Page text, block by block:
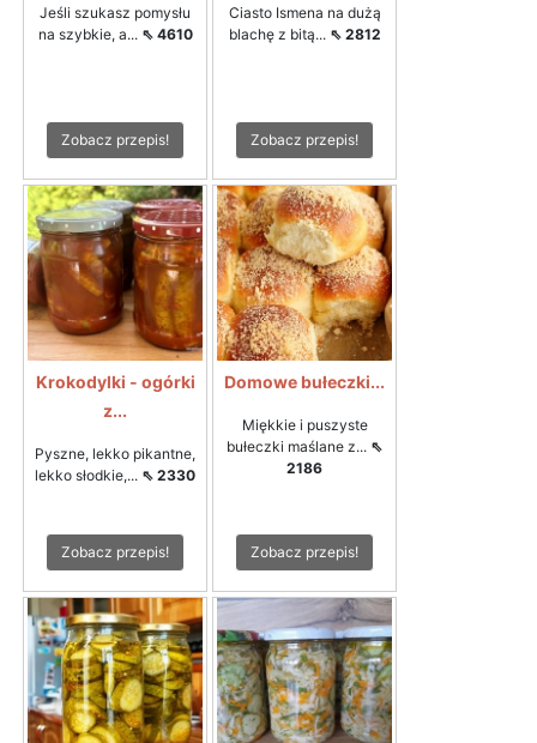
Jeśli szukasz pomysłu
na szybkie, a... ⇖ 4610
Zobacz przepis!
Ciasto Ismena na dużą
blachę z bitą... ⇖ 2812
Zobacz przepis!
Krokodylki - ogórki
z...
Pyszne, lekko pikantne,
lekko słodkie,... ⇖ 2330
Zobacz przepis!
Domowe bułeczki...
Miękkie i puszyste
bułeczki maślane z... ⇖
2186
Zobacz przepis!